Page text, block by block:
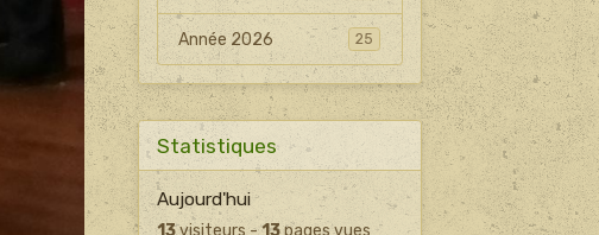
Année 2026 25
Statistiques
Aujourd'hui